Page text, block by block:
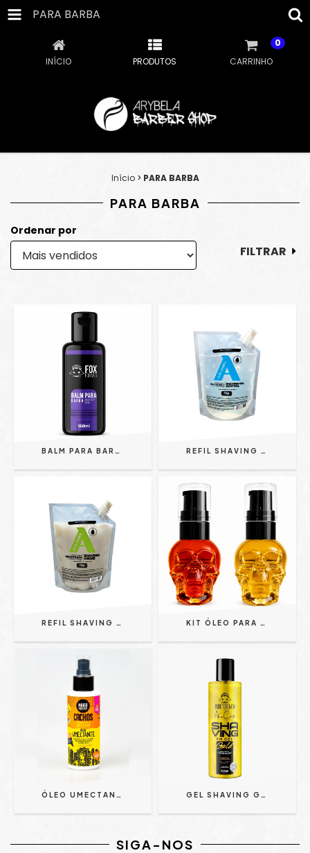
PARA BARBA
INÍCIO PRODUTOS CARRINHO
0
Início > PARA BARBA
PARA BARBA
Ordenar por
FILTRAR
BALM PARA BARBA - FOX FOR MEN 120ML | HIDRATAÇÃO | MODELAGEM | CONTROLE | BRILHO REFIL SHAVING GEL HIDRATANTE MENTHOL - ALFA LOOK'S 1KG
REFIL SHAVING CREME HIDRATANTE LEMON - ALFA LOOK'S 1KG KIT ÓLEO PARA BARBA CAVEIRA GOLD MILLION + BOURBON WOOD 30ML - JHONY BARBER | TRATAMENTO COMPLETO
ÓLEO UMECTANTE PARA CACHOS - MARIA AMOSTRADA 100ML GEL SHAVING GOLD ALAN CALIXTO 300 ML - FOX FOR MEN
SIGA-NOS